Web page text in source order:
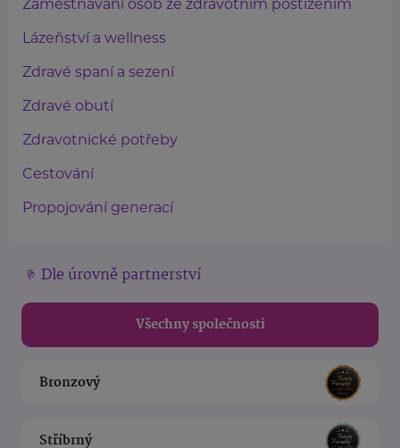
Zaměstnávání osob ze zdravotním postižením
Lázeňství a wellness
Zdravé spaní a sezení
Zdravé obutí
Zdravotnické potřeby
Cestování
Propojování generací
Dle úrovně partnerství
Všechny společnosti
Bronzový
Stříbrný